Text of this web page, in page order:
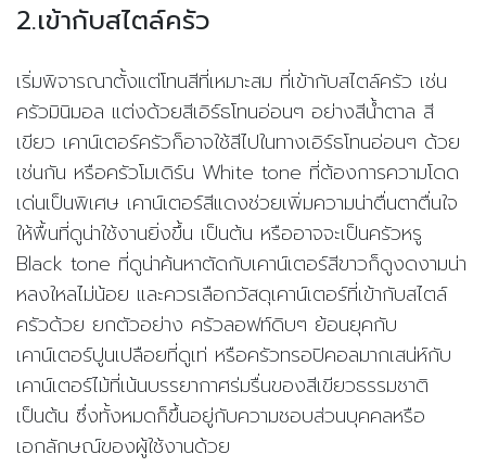
2.เข้ากับสไตล์ครัว
เริ่มพิจารณาตั้งแต่โทนสีที่เหมาะสม ที่เข้ากับสไตล์ครัว เช่น
ครัวมินิมอล แต่งด้วยสีเอิร์ธโทนอ่อนๆ อย่างสีน้ำตาล สี
เขียว เคาน์เตอร์ครัวก็อาจใช้สีไปในทางเอิร์ธโทนอ่อนๆ ด้วย
เช่นกัน หรือครัวโมเดิร์น White tone ที่ต้องการความโดด
เด่นเป็นพิเศษ เคาน์เตอร์สีแดงช่วยเพิ่มความน่าตื่นตาตื่นใจ
ให้พื้นที่ดูน่าใช้งานยิ่งขึ้น เป็นต้น หรืออาจจะเป็นครัวหรู
Black tone ที่ดูน่าค้นหาตัดกับเคาน์เตอร์สีขาวก็ดูงดงามน่า
หลงใหลไม่น้อย และควรเลือกวัสดุเคาน์เตอร์ที่เข้ากับสไตล์
ครัวด้วย ยกตัวอย่าง ครัวลอฟท์ดิบๆ ย้อนยุคกับ
เคาน์เตอร์ปูนเปลือยที่ดูเท่ หรือครัวทรอปิคอลมากเสน่ห์กับ
เคาน์เตอร์ไม้ที่เน้นบรรยากาศร่มรื่นของสีเขียวธรรมชาติ
เป็นต้น ซึ่งทั้งหมดก็ขึ้นอยู่กับความชอบส่วนบุคคลหรือ
เอกลักษณ์ของผู้ใช้งานด้วย